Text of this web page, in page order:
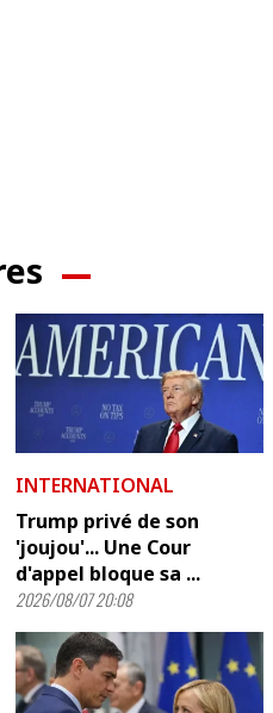
INTERNATIONAL
Trump privé de son
'joujou'... Une Cour
d'appel bloque sa ...
2026/08/07 20:08